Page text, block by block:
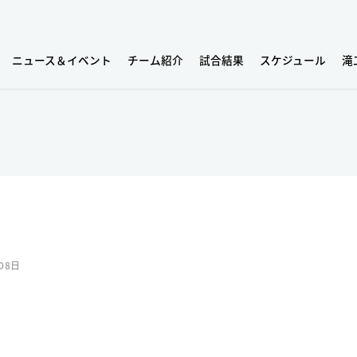
ニュース＆イベント チーム紹介 試合結果 スケジュール 滝
日